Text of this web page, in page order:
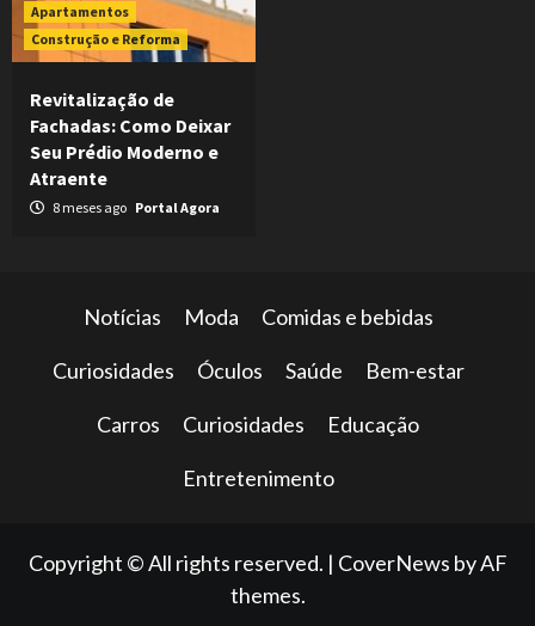
Apartamentos
Construção e Reforma
Revitalização de
Fachadas: Como Deixar
Seu Prédio Moderno e
Atraente
8 meses ago Portal Agora
Notícias Moda Comidas e bebidas
Curiosidades Óculos Saúde Bem-estar
Carros Curiosidades Educação
Entretenimento
Copyright © All rights reserved. | CoverNews by AF
themes.